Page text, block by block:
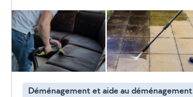
Déménagement et aide au déménagement